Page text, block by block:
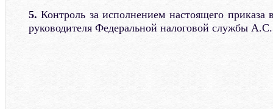
5. Контроль за исполнением настоящего приказа
руководителя Федеральной налоговой службы